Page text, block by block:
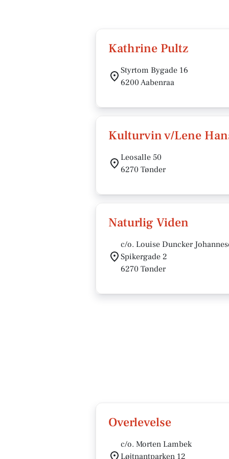
Kathrine Pultz
Styrtom Bygade 16
6200 Aabenraa
Kulturvin v/Lene
Leosalle 50
6270 Tønder
Naturlig Viden
c/o. Louise Duncker
Spikergade 2
6270 Tønder
Overlevelse
c/o. Morten Lambek
Løjtnantparken 12